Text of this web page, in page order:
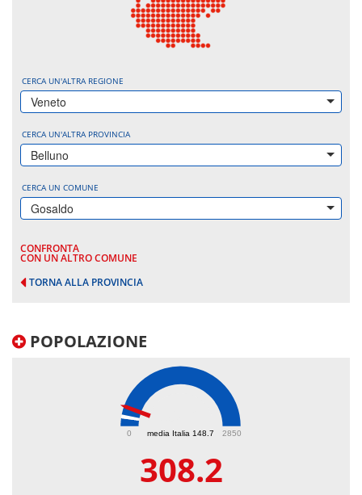
CERCA UN'ALTRA REGIONE
Veneto
CERCA UN'ALTRA PROVINCIA
Belluno
CERCA UN COMUNE
Gosaldo
CONFRONTA
CON UN ALTRO COMUNE
TORNA ALLA PROVINCIA
POPOLAZIONE
media Italia 148.7
0 2850
308.2